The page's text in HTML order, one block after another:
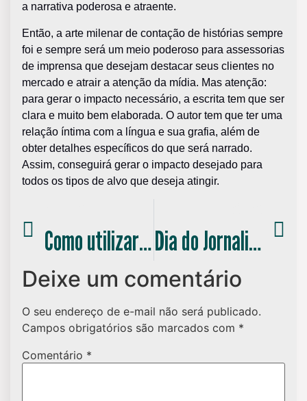
a narrativa poderosa e atraente.
Então, a arte milenar de contação de histórias sempre
foi e sempre será um meio poderoso para assessorias
de imprensa que desejam destacar seus clientes no
mercado e atrair a atenção da mídia. Mas atenção:
para gerar o impacto necessário, a escrita tem que ser
clara e muito bem elaborada. O autor tem que ter uma
relação íntima com a língua e sua grafia, além de
obter detalhes específicos do que será narrado.
Assim, conseguirá gerar o impacto desejado para
todos os tipos de alvo que deseja atingir.
Como utilizar Assessoria de Imprensa para expandir sua marca? Dia do Jornalista – somos todos filhos da pauta!
Deixe um comentário
O seu endereço de e-mail não será publicado.
Campos obrigatórios são marcados com *
Comentário *